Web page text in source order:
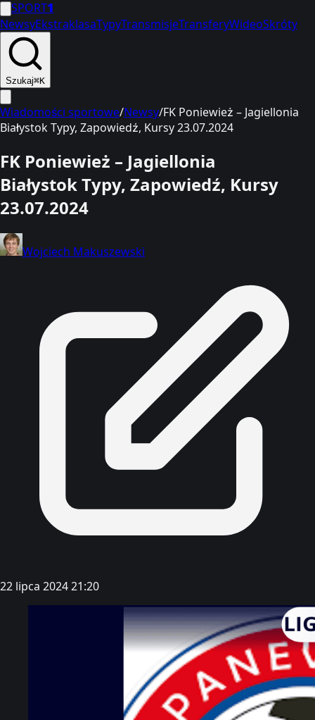
SPORT1
NewsyEkstraklasaTypyTransmisjeTransferyWideoSkróty
Szukaj⌘K
Wiadomości sportowe/Newsy/FK Poniewież – Jagiellonia
Białystok Typy, Zapowiedź, Kursy 23.07.2024
FK Poniewież – Jagiellonia
Białystok Typy, Zapowiedź, Kursy
23.07.2024
Wojciech Makuszewski
22 lipca 2024 21:20